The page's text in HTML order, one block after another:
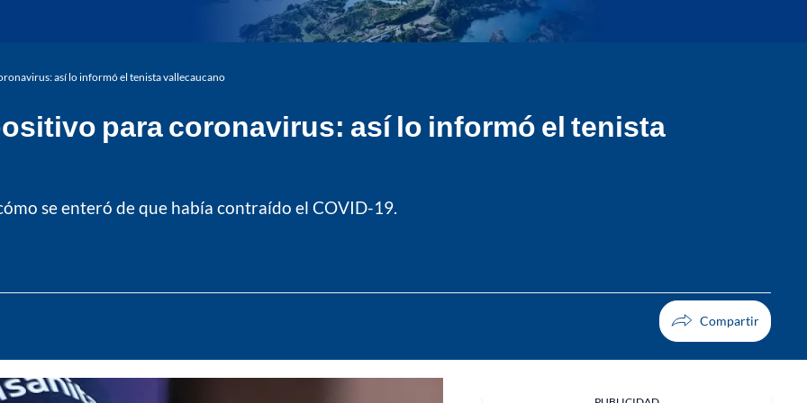
así lo informó el tenista vallecaucano
para coronavirus: así lo informó el tenista
se enteró de que había contraído el COVID-19.